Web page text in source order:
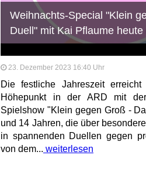
Weihnachts-Special "Klein
Duell" mit Kai Pflaume
23. Dezember 2023 16:40 Uhr
Die festliche Jahreszeit
Höhepunkt in der ARD mit
Spielshow "Klein gegen Groß -
und 14 Jahren, die über
in spannenden Duellen gegen
von dem... weiterlesen